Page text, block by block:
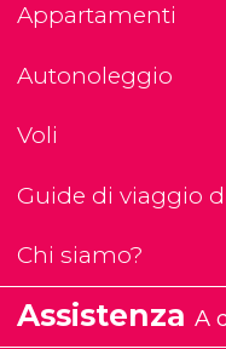
Appartamenti
Autonoleggio
Voli
Guide di viaggio
Chi siamo?
Assistenza A